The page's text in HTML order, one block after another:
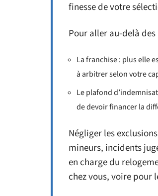
finesse de votre
Pour aller au-delà
La franchise : plus elle
à arbitrer selon votre
Le plafond
de devoir financer la
Négliger les
mineurs, incidents
en charge du
chez vous, voire pour